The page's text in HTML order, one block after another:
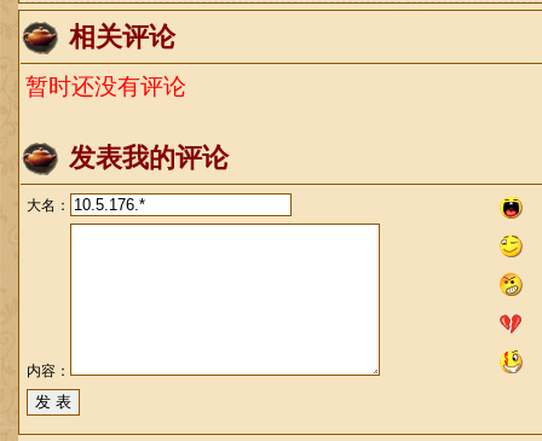
相关评论
暂时还没有评论
发表我的评论
大名：
内容：